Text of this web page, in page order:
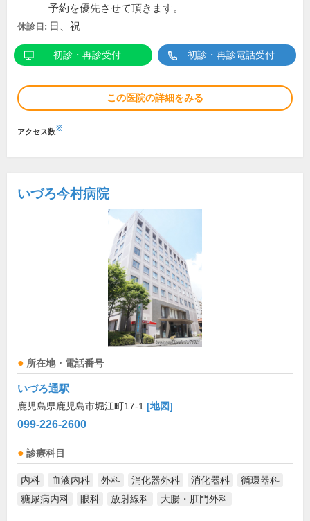
予約を優先させて頂きます。
休診日: 日、祝
初診・再診受付 初診・再診電話受付
この医院の詳細をみる
アクセス数※
いづろ今村病院
所在地・電話番号
いづろ通駅
鹿児島県鹿児島市堀江町17-1 [地図]
099-226-2600
診療科目
内科 血液内科 外科 消化器外科 消化器科
循環器科
糖尿病内科
眼科 放射線科 大腸・肛門外科